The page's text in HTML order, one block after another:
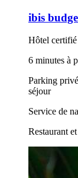
ibis
Hôtel
6 minutes à
Parking
séjour
Service de
Restaurant